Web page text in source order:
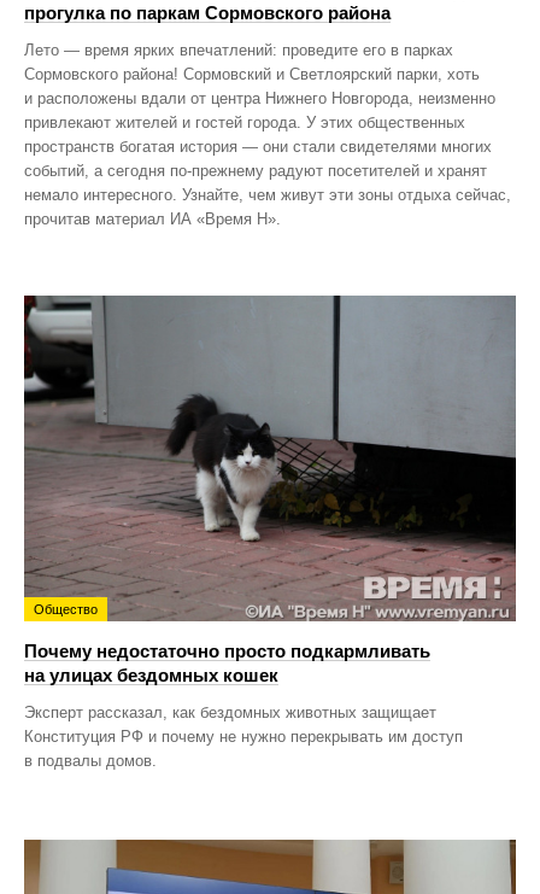
прогулка по паркам Сормовского района
Лето — время ярких впечатлений: проведите его в парках
Сормовского района! Сормовский и Светлоярский парки, хоть
и расположены вдали от центра Нижнего Новгорода, неизменно
привлекают жителей и гостей города. У этих общественных
пространств богатая история — они стали свидетелями многих
событий, а сегодня по‑прежнему радуют посетителей и хранят
немало интересного. Узнайте, чем живут эти зоны отдыха сейчас,
прочитав материал ИА «Время Н».
Общество
Почему недостаточно просто подкармливать
на улицах бездомных кошек
Эксперт рассказал, как бездомных животных защищает
Конституция РФ и почему не нужно перекрывать им доступ
в подвалы домов.